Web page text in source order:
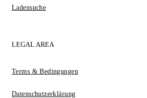
Ladensuche
LEGAL AREA
Terms & Bedingungen
Datenschutzerklärung